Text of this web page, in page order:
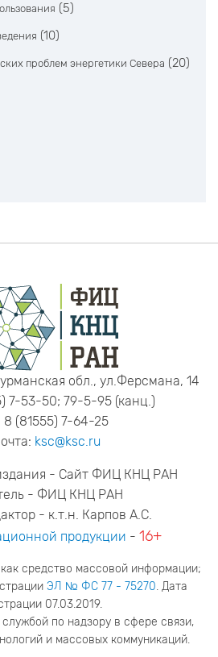
(5)
(10)
проблем энергетики Севера (20)
обл., ул.Ферсмана, 14
7-53-50; 79-5-95 (канц.)
8 (81555) 7-64-25
ksc@ksc.ru
- Сайт ФИЦ КНЦ РАН
- ФИЦ КНЦ РАН
- к.т.н. Карпов А.С.
продукции - 16+
средство массовой информации;
ЭЛ № ФС 77 - 75270. Дата
07.03.2019.
по надзору в сфере связи,
и массовых коммуникаций.